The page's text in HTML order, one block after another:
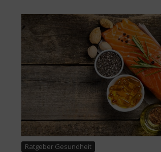
Ratgeber Gesundheit